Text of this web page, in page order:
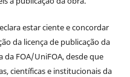
estar ciente e concordar
da licença de publicação da
FOA/UniFOA, desde que
científicas e institucionais da